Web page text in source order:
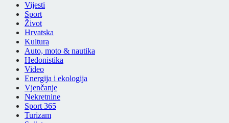
Vijesti
Sport
Život
Hrvatska
Kultura
Auto, moto & nautika
Hedonistika
Video
Energija i ekologija
Vjenčanje
Nekretnine
Sport 365
Turizam